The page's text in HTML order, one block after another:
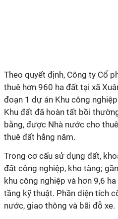
Theo quyết định, Công ty Cổ
thuê hơn 960 ha đất tại xã
đoạn 1 dự án Khu công
Khu đất đã hoàn tất bồi
bằng, được Nhà nước cho
thuê đất hằng năm.
Trong cơ cấu sử dụng đất,
đất công nghiệp, kho tàng;
khu công nghiệp và hơn 9,6
tầng kỹ thuật. Phần diện tích
nước, giao thông và bãi đỗ xe.